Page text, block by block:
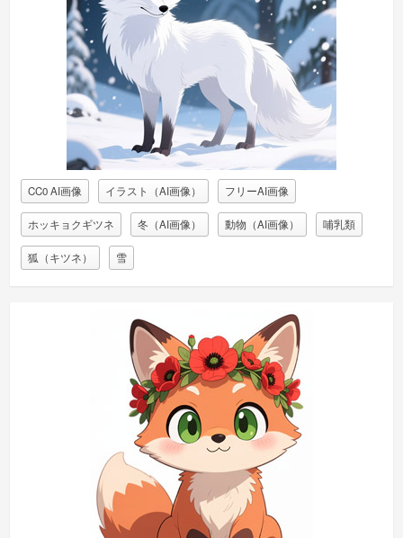
CC0 AI画像 イラスト（AI画像） フリーAI画像
ホッキョクギツネ 冬（AI画像） 動物（AI画像） 哺乳類
狐（キツネ） 雪